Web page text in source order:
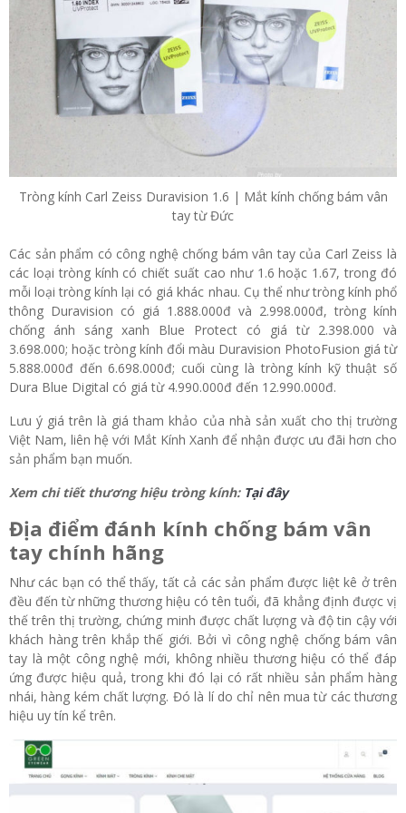
Tròng kính Carl Zeiss Duravision 1.6 | Mắt kính chống bám vân
tay từ Đức
Các sản phẩm có công nghệ chống bám vân tay của Carl Zeiss là
các loại tròng kính có chiết suất cao như 1.6 hoặc 1.67, trong đó
mỗi loại tròng kính lại có giá khác nhau. Cụ thể như tròng kính phổ
thông Duravision có giá 1.888.000đ và 2.998.000đ, tròng kính
chống ánh sáng xanh Blue Protect có giá từ 2.398.000 và
3.698.000; hoặc tròng kính đổi màu Duravision PhotoFusion giá từ
5.888.000đ đến 6.698.000đ; cuối cùng là tròng kính kỹ thuật số
Dura Blue Digital có giá từ 4.990.000đ đến 12.990.000đ.
Lưu ý giá trên là giá tham khảo của nhà sản xuất cho thị trường
Việt Nam, liên hệ với Mắt Kính Xanh để nhận được ưu đãi hơn cho
sản phẩm bạn muốn.
Xem chi tiết thương hiệu tròng kính: Tại đây
Địa điểm đánh kính chống bám vân
tay chính hãng
Như các bạn có thể thấy, tất cả các sản phẩm được liệt kê ở trên
đều đến từ những thương hiệu có tên tuổi, đã khẳng định được vị
thế trên thị trường, chứng minh được chất lượng và độ tin cậy với
khách hàng trên khắp thế giới. Bởi vì công nghệ chống bám vân
tay là một công nghệ mới, không nhiều thương hiệu có thể đáp
ứng được hiệu quả, trong khi đó lại có rất nhiều sản phẩm hàng
nhái, hàng kém chất lượng. Đó là lí do chỉ nên mua từ các thương
hiệu uy tín kể trên.